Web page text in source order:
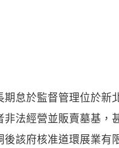
怠於監督管理位於新
法經營並販賣墓基，
該府核准道環展業有